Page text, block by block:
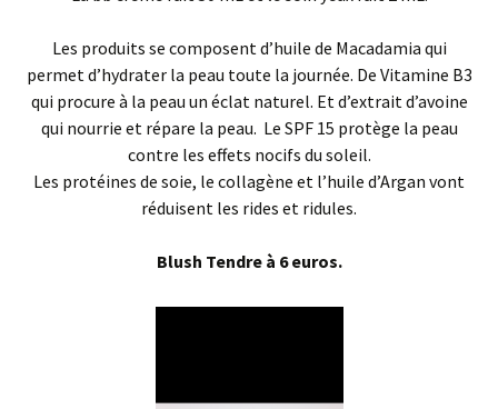
Les produits se composent d’huile de Macadamia qui
permet d’hydrater la peau toute la journée. De Vitamine B3
qui procure à la peau un éclat naturel. Et d’extrait d’avoine
qui nourrie et répare la peau. Le SPF 15 protège la peau
contre les effets nocifs du soleil.
Les protéines de soie, le collagène et l’huile d’Argan vont
réduisent les rides et ridules.
Blush Tendre à 6 euros.